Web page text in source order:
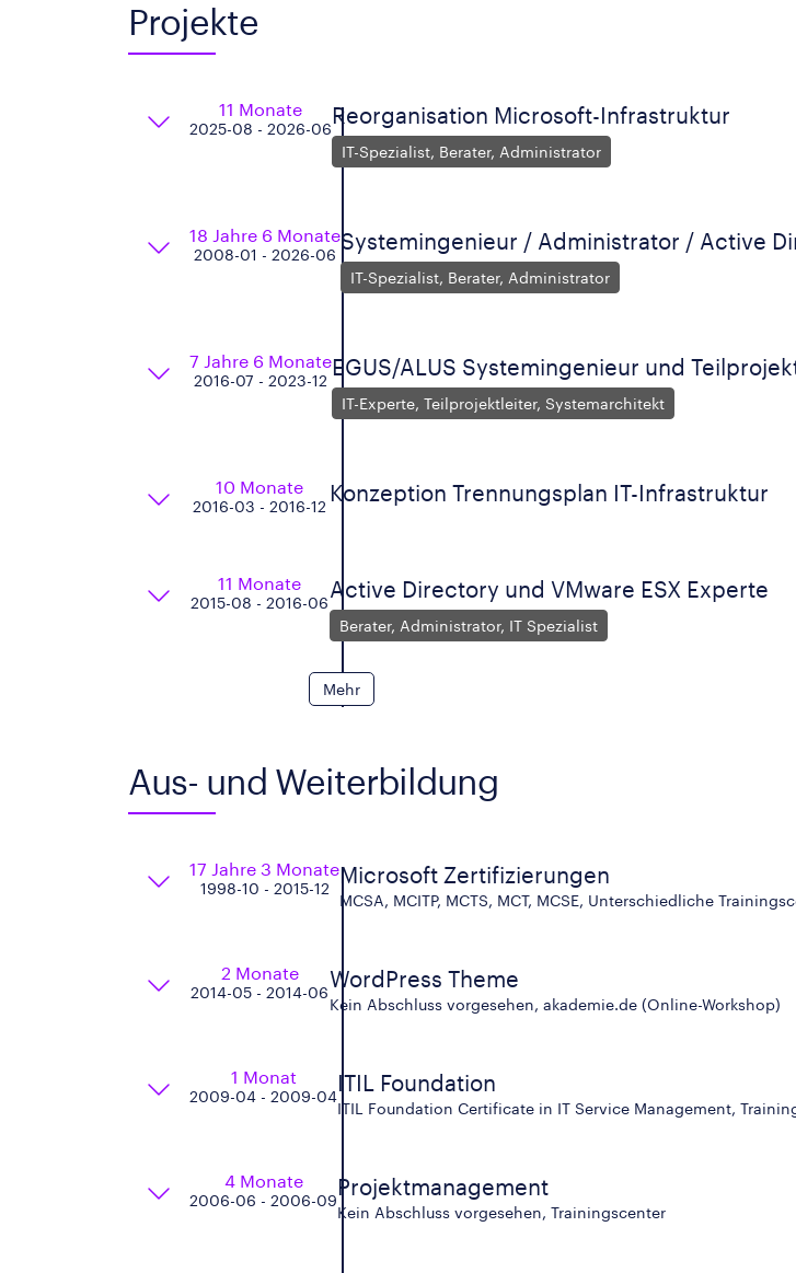
Projekte
11 Monate
2025-08 - 2026-06
Reorganisation Microsoft-Infrastruktur
IT-Spezialist, Berater, Administrator
18 Jahre 6 Monate
2008-01 - 2026-06
Systemingenieur / Administrator / Active
IT-Spezialist, Berater, Administrator
7 Jahre 6 Monate
2016-07 - 2023-12
EGUS/ALUS Systemingenieur und
IT-Experte, Teilprojektleiter, Systemarchitekt
10 Monate
2016-03 - 2016-12
Konzeption Trennungsplan IT-Infrastruktur
11 Monate
2015-08 - 2016-06
Active Directory und VMware ESX Experte
Berater, Administrator, IT Spezialist
Mehr
Aus- und Weiterbildung
17 Jahre 3 Monate
1998-10 - 2015-12
Microsoft Zertifizierungen
MCSA, MCITP, MCTS, MCT, MCSE, Unterschiedliche
2 Monate
2014-05 - 2014-06
WordPress Theme
Kein Abschluss vorgesehen, akademie.de (Online-Workshop)
1 Monat
2009-04 - 2009-04
ITIL Foundation
ITIL Foundation Certificate in IT Service Management,
4 Monate
2006-06 - 2006-09
Projektmanagement
Kein Abschluss vorgesehen, Trainingscenter